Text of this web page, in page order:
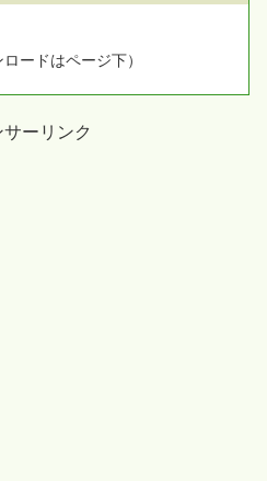
ードはページ下）
サーリンク